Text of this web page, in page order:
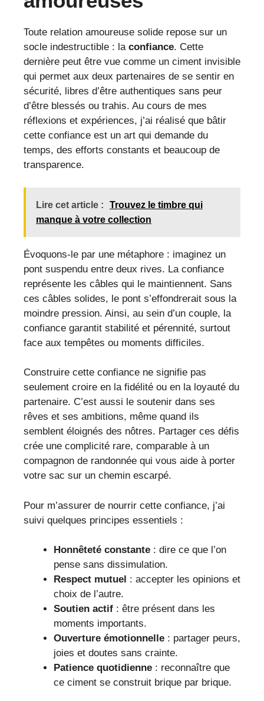
Toute relation amoureuse solide repose sur un
socle indestructible : la confiance. Cette
dernière peut être vue comme un ciment invisible
qui permet aux deux partenaires de se sentir en
sécurité, libres d’être authentiques sans peur
d’être blessés ou trahis. Au cours de mes
réflexions et expériences, j’ai réalisé que bâtir
cette confiance est un art qui demande du
temps, des efforts constants et beaucoup de
transparence.
Lire cet article :
Trouvez le timbre qui
manque à votre collection
Évoquons-le par une métaphore : imaginez un
pont suspendu entre deux rives. La confiance
représente les câbles qui le maintiennent. Sans
ces câbles solides, le pont s’effondrerait sous la
moindre pression. Ainsi, au sein d’un couple, la
confiance garantit stabilité et pérennité, surtout
face aux tempêtes ou moments difficiles.
Construire cette confiance ne signifie pas
seulement croire en la fidélité ou en la loyauté du
partenaire. C’est aussi le soutenir dans ses
rêves et ses ambitions, même quand ils
semblent éloignés des nôtres. Partager ces défis
crée une complicité rare, comparable à un
compagnon de randonnée qui vous aide à porter
votre sac sur un chemin escarpé.
Pour m’assurer de nourrir cette confiance, j’ai
suivi quelques principes essentiels :
Honnêteté constante : dire ce que l’on
pense sans dissimulation.
Respect mutuel : accepter les opinions et
choix de l’autre.
Soutien actif : être présent dans les
moments importants.
Ouverture émotionnelle : partager peurs,
joies et doutes sans crainte.
Patience quotidienne : reconnaître que
ce ciment se construit brique par brique.